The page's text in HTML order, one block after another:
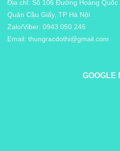
Địa chỉ: Số 106 Đường Hoàng
Quận Cầu Giấy, TP Hà Nội
Zalo/Viber: 0943 050 246
Email: thungracdothi@gmail.com
GOOGLE